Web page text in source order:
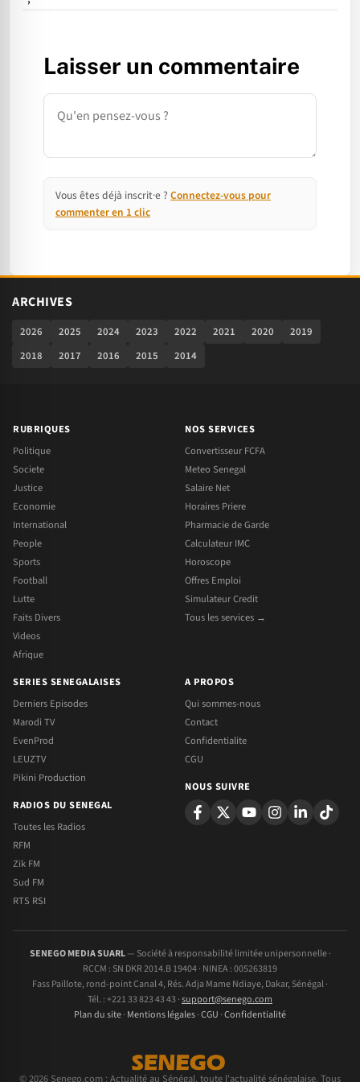
Laisser un commentaire
Commentaire
Vous êtes déjà inscrit·e ? Connectez-vous pour
commenter en 1 clic
ARCHIVES
2026 2025 2024 2023 2022 2021 2020
2019
2018
2017 2016 2015 2014
RUBRIQUES
Politique
Societe
Justice
Economie
International
People
Sports
Football
Lutte
Faits Divers
Videos
Afrique
NOS SERVICES
Convertisseur FCFA
Meteo Senegal
Salaire Net
Horaires Priere
Pharmacie de Garde
Calculateur IMC
Horoscope
Offres Emploi
Simulateur Credit
Tous les services →
SERIES SENEGALAISES
Derniers Episodes
Marodi TV
EvenProd
LEUZTV
Pikini Production
RADIOS DU SENEGAL
Toutes les Radios
RFM
Zik FM
Sud FM
RTS RSI
A PROPOS
Qui sommes-nous
Contact
Confidentialite
CGU
NOUS SUIVRE
SENEGO MEDIA SUARL— Société à responsabilité limitée unipersonnelle ·
RCCM : SN DKR 2014.B 19404 · NINEA : 005263819
Fass Paillote, rond-point Canal 4, Rés. Adja Mame Ndiaye, Dakar, Sénégal ·
Tél. : +221 33 823 43 43 ·support@senego.com
Plan du site· Mentions légales·CGU ·Confidentialité
© 2026 Senego.com : Actualité au Sénégal, toute l'actualité sénégalaise. Tous